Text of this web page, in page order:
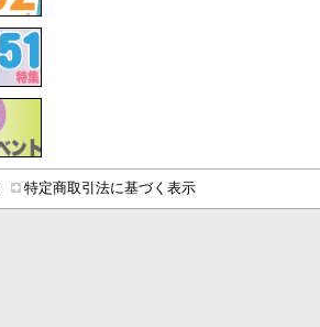
特定商取引法に基づく表示